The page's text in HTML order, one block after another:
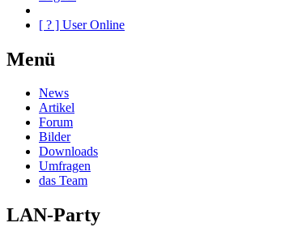
[ ? ] User Online
Menü
News
Artikel
Forum
Bilder
Downloads
Umfragen
das Team
LAN-Party